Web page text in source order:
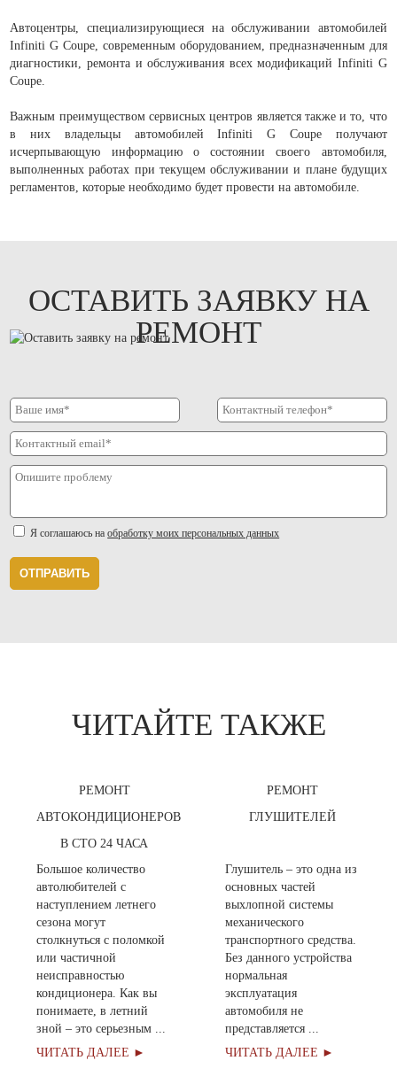
Автоцентры, специализирующиеся на обслуживании автомобилей
Infiniti G Coupe, современным оборудованием, предназначенным для
диагностики, ремонта и обслуживания всех модификаций Infiniti G
Coupe.
Важным преимуществом сервисных центров является также и то, что
в них владельцы автомобилей Infiniti G Coupe получают
исчерпывающую информацию о состоянии своего автомобиля,
выполненных работах при текущем обслуживании и плане будущих
регламентов, которые необходимо будет провести на автомобиле.
ОСТАВИТЬ ЗАЯВКУ НА
РЕМОНТ
Я соглашаюсь наобработку моих персональных данных
ОТПРАВИТЬ
ЧИТАЙТЕ ТАКЖЕ
РЕМОНТ
АВТОКОНДИЦИОНЕРОВ
В СТО 24 ЧАСА
Большое количество
автолюбителей с
наступлением летнего
сезона могут
столкнуться с поломкой
или частичной
неисправностью
кондиционера. Как вы
понимаете, в летний
зной – это серьезным ...
ЧИТАТЬ ДАЛЕЕ ►
РЕМОНТ
ГЛУШИТЕЛЕЙ
Глушитель – это одна из
основных частей
выхлопной системы
механического
транспортного средства.
Без данного устройства
нормальная
эксплуатация
автомобиля не
представляется ...
ЧИТАТЬ ДАЛЕЕ ►